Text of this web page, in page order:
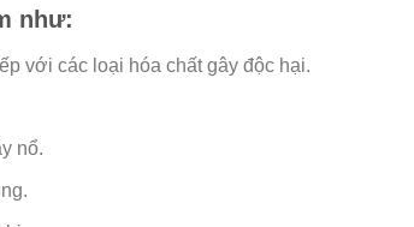
như:
với các loại hóa chất gây độc hại.
nổ.